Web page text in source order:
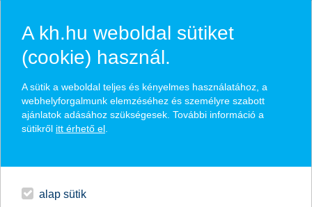
English
hírek és hivatalos
közzétételek
A kh.hu weboldal sütiket
(cookie) használ.
A sütik a weboldal teljes és kényelmes használatához, a
webhelyforgalmunk elemzéséhez és személyre szabott
ajánlatok adásához szükségesek. További információ a
sütikről itt érhető el
alap sütik